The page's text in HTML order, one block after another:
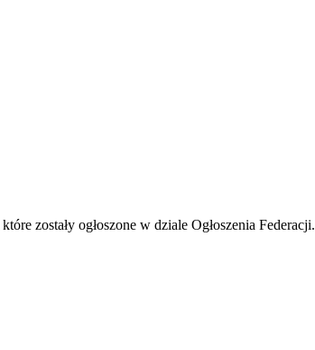
zostały ogłoszone w dziale Ogłoszenia Federacji.